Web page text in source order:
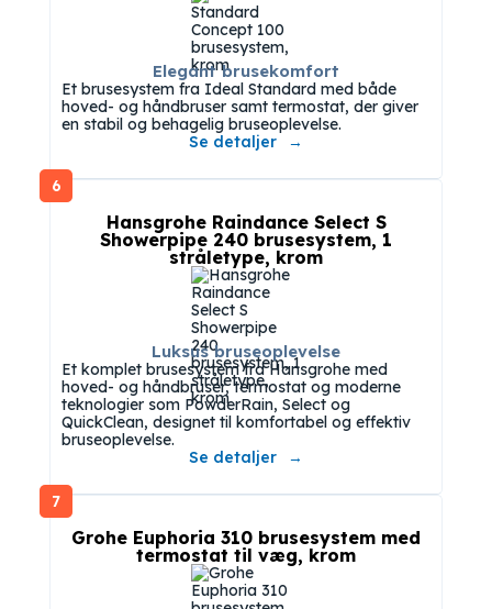
Elegant brusekomfort
Et brusesystem fra Ideal Standard med både
hoved- og håndbruser samt termostat, der giver
en stabil og behagelig bruseoplevelse.
Se detaljer
6
Luksus bruseoplevelse
Hansgrohe Raindance Select S
Showerpipe 240 brusesystem, 1
stråletype, krom
Et komplet brusesystem fra Hansgrohe med
hoved- og håndbruser, termostat og moderne
teknologier som PowderRain, Select og
QuickClean, designet til komfortabel og effektiv
bruseoplevelse.
Se detaljer
7
Grohe Euphoria 310 brusesystem med
termostat til væg, krom